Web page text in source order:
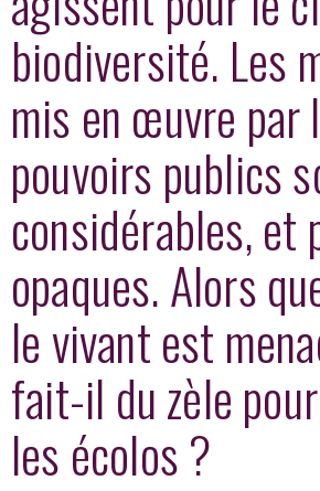
biodiversité. Les
mis en œuvre par
pouvoirs publics
considérables, et
opaques. Alors
le vivant est
fait-il du zèle
les écolos ?